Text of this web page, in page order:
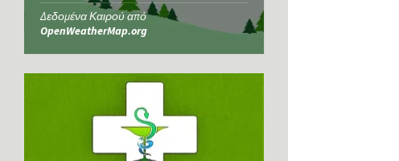
Δεδομένα Καιρού από
OpenWeatherMap.org